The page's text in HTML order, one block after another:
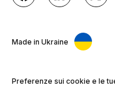
Made in Ukraine
Preferenze sui cookie e le